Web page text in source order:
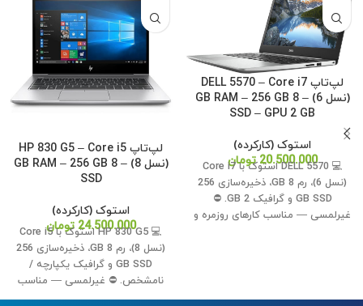
لپ‌تاپ DELL 5570 – Core i7
(نسل 6) – 8 GB RAM – 256 GB
SSD – GPU 2 GB
استوک (کارکرده)
20.500.000 تومان💻 DELL 5570 استوک با Core i7
(نسل 6)، رم 8 GB، ذخیره‌سازی 256
GB SSD و گرافیک 2 GB. ⛔
غیرلمسی — مناسب کارهای روزمره و
لپ‌تاپ HP 830 G5 – Core i5
(نسل 8) – 8 GB RAM – 256 GB
SSD
استوک (کارکرده)
24.500.000 تومان💻 HP 830 G5 استوک با Core i5
(نسل 8)، رم 8 GB، ذخیره‌سازی 256
GB SSD و گرافیک یکپارچه /
نامشخص. ⛔ غیرلمسی — مناسب
کارهای روزمره و اداری. ✅